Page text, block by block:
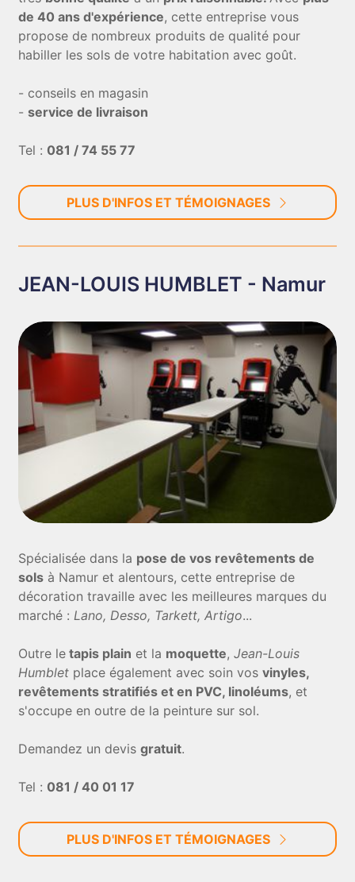
de 40 ans d'expérience, cette entreprise vous
propose de nombreux produits de qualité pour
habiller les sols de votre habitation avec goût.
- conseils en magasin
-service de livraison
Tel : 081 / 74 55 77
PLUS D'INFOS ET TÉMOIGNAGES
JEAN-LOUIS HUMBLET - Namur
Spécialisée dans la pose de vos revêtements de
sols à Namur et alentours, cette entreprise de
décoration travaille avec les meilleures marques du
marché : Lano, Desso, Tarkett, Artigo...
Outre le tapis plain et la moquette,Jean-Louis
Humblet place également avec soin vosvinyles,
revêtements stratifiés et en PVC, linoléums, et
s'occupe en outre de la peinture sur sol.
Demandez un devisgratuit.
Tel : 081 / 40 01 17
PLUS D'INFOS ET TÉMOIGNAGES